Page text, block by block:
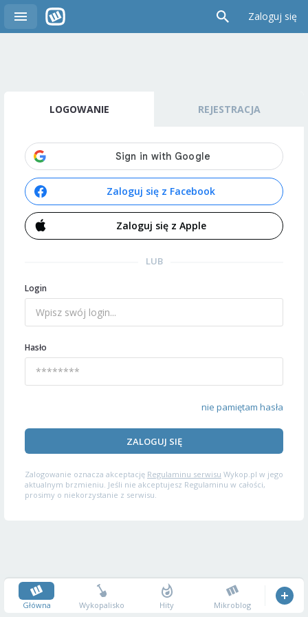
Zaloguj się
LOGOWANIE REJESTRACJA
Zaloguj się z Facebook
Zaloguj się z Apple
LUB
Login
Hasło
nie pamiętam hasła
ZALOGUJ SIĘ
Zalogowanie oznacza akceptację Regulaminu serwisu Wykop.pl w jego
aktualnym brzmieniu. Jeśli nie akceptujesz Regulaminu w całości,
prosimy o niekorzystanie z serwisu.
Główna Wykopalisko Hity Mikroblog